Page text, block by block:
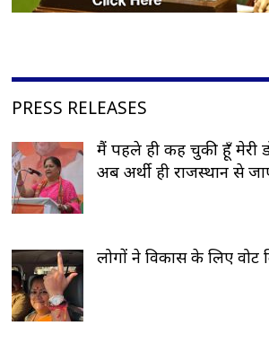
PRESS RELEASES
मैं पहले ही कह चुकी हूँ मेरी
अब अर्थी ही राजस्थान से
लोगों ने विकास के लिए वोट